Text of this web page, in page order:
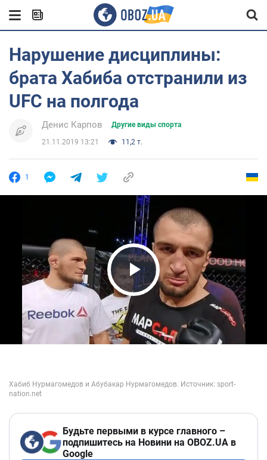
Нарушение дисциплины:
брата Хабиба отстранили из
UFC на полгода
Денис Карпов Другие виды спорта
21.11.2019 13:21 11,2 т.
1
Play Video
Будьте первыми в курсе главного –
подпишитесь на Новини на OBOZ.UA в
Google